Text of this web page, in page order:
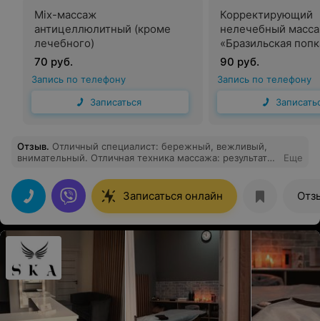
Mix-массаж
антицеллюлитный (кроме
лечебного)
70 руб.
Запись по телефону
Записаться
Корректирующий
нелечебный
«Бразильская
90 руб.
Запись по телефону
Отзыв. Отличный специалист: бережный, вежливый,
внимательный. Отличная техника массажа: результаты
(антицеллюлитный массаж) + никаких боли или
синяков. Однозначно рекомендую!
Еще
Записаться онлайн